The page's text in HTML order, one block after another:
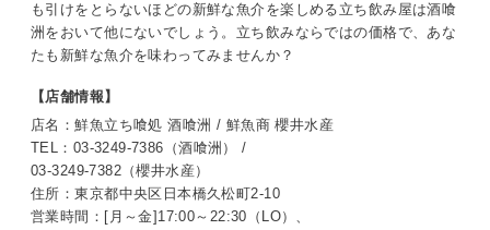
も引けをとらないほどの新鮮な魚介を楽しめる立ち飲み屋は酒喰
洲をおいて他にないでしょう。立ち飲みならではの価格で、あな
たも新鮮な魚介を味わってみませんか？
【店舗情報】
店名：鮮魚立ち喰処 酒喰洲 / 鮮魚商 櫻井水産
TEL：03-3249-7386（酒喰洲） /
03-3249-7382（櫻井水産）
住所：東京都中央区日本橋久松町2-10
営業時間：[月～金]17:00～22:30（LO）、